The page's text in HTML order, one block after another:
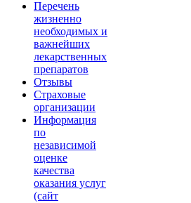
Перечень
жизненно
необходимых и
важнейших
лекарственных
препаратов
Отзывы
Страховые
организации
Информация
по
независимой
оценке
качества
оказания услуг
(сайт